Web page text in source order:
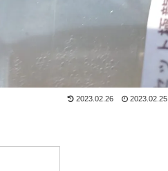
2023.02.26 2023.02.25